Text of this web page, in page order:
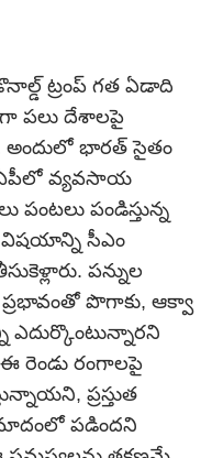
ట్రంప్ గత ఏడాది
పలు దేశాలపై
అందులో భారత్ సైతం
ఏపీలో వ్యవసాయ
పంటలు పండిస్తున్న
విషయాన్ని సీఎం
పన్నుల
పొగాకు, ఆక్వా
ఎదుర్కొంటున్నారని
ఈ రెండు రంగాలపై
ప్రస్తుత
పడిందని